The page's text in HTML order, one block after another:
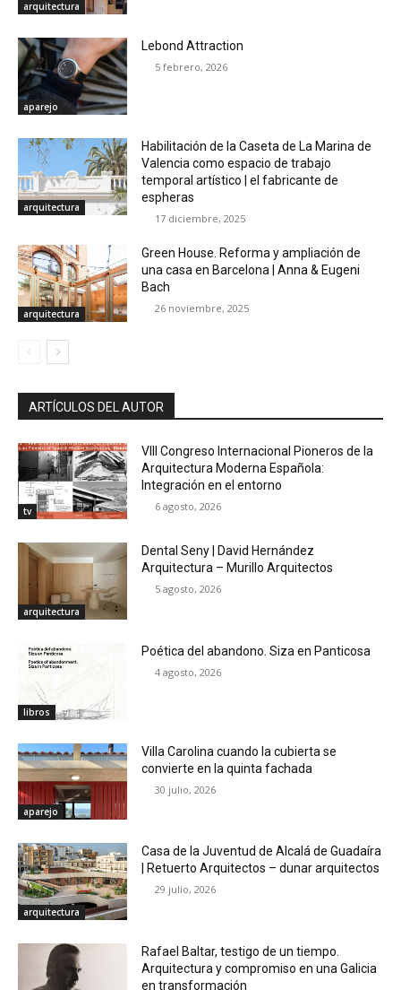
arquitectura
aparejo
Lebond Attraction
5 febrero, 2026
arquitectura
Habilitación de la Caseta de La Marina de
Valencia como espacio de trabajo
temporal artístico | el fabricante de
espheras
17 diciembre, 2025
arquitectura
Green House. Reforma y ampliación de
una casa en Barcelona | Anna & Eugeni
Bach
26 noviembre, 2025
ARTÍCULOS DEL AUTOR
tv
VIII Congreso Internacional Pioneros de la
Arquitectura Moderna Española:
Integración en el entorno
6 agosto, 2026
arquitectura
Dental Seny | David Hernández
Arquitectura – Murillo Arquitectos
5 agosto, 2026
libros
Poética del abandono. Siza en Panticosa
4 agosto, 2026
aparejo
Villa Carolina cuando la cubierta se
convierte en la quinta fachada
30 julio, 2026
arquitectura
Casa de la Juventud de Alcalá de Guadaíra
| Retuerto Arquitectos – dunar arquitectos
29 julio, 2026
Rafael Baltar, testigo de un tiempo.
Arquitectura y compromiso en una Galicia
en transformación